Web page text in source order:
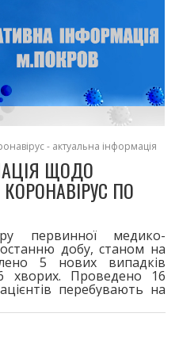
- актуальна інформація
ЩОДО
ПО
первинної медико-
добу, станом на
5 нових випадків
хворих. Проведено 16
перебувають на
8331 випадок